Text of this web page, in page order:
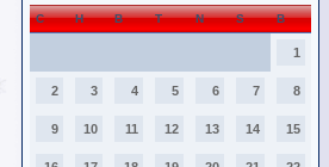
C H B T N S B
1
2 3 4 5 6 7 8
9 10 11 12 13 14 15